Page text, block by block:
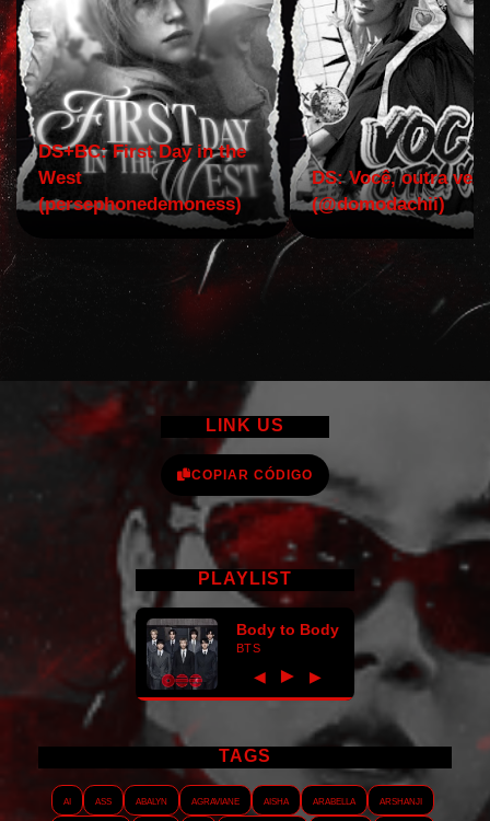
DS+BC: First Day in the
West
(persephonedemoness)
DS: Você, outra vez!
(@domodachii)
LINK US
COPIAR CÓDIGO
PLAYLIST
Body to Body
BTS
◀ ► ▶
TAGS
AI ASS Abalyn Agraviane Aisha Arabella Arshanji